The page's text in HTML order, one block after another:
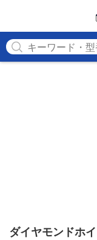
ダイヤモンドホ